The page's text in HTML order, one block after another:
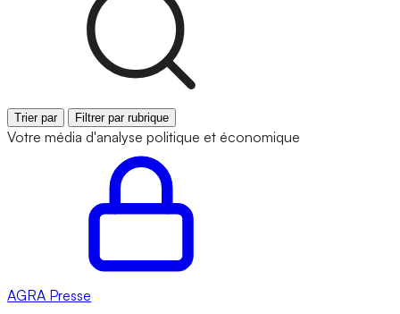
Trier par Filtrer par rubrique
Votre média d'analyse politique et économique
AGRA Presse